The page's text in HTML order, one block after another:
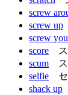
screw
screw up
screw
score ス
scum ス
selfie セ
shack up